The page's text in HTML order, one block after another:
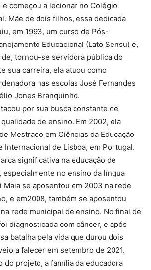
e começou a lecionar no Colégio
Mãe de dois filhos, essa dedicada
em 1993, um curso de Pós-
Educacional (Lato Sensu) e,
tornou-se servidora pública do
sua carreira, ela atuou como
nas escolas José Fernandes
Jones Branquinho.
por sua busca constante de
de ensino. Em 2002, ela
Mestrado em Ciências da Educação
Internacional de Lisboa, em Portugal.
significativa na educação de
especialmente no ensino da língua
Maia se aposentou em 2003 na rede
e em2008, também se aposentou
rede municipal de ensino. No final de
diagnosticada com câncer, e após
batalha pela vida que durou dois
a falecer em setembro de 2021.
do projeto, a família da educadora